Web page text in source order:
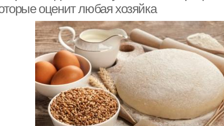
оценит любая хозяйка